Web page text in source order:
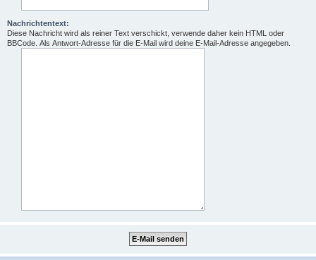
Nachrichtentext:
Diese Nachricht wird als reiner Text verschickt, verwende daher kein HTML oder
BBCode. Als Antwort-Adresse für die E-Mail wird deine E-Mail-Adresse angegeben.